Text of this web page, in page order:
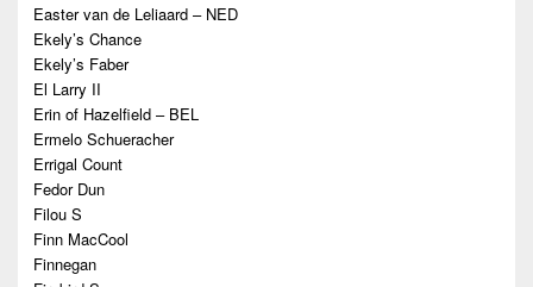
Easter van de Leliaard – NED
Ekely’s Chance
Ekely’s Faber
El Larry II
Erin of Hazelfield – BEL
Ermelo Schueracher
Errigal Count
Fedor Dun
Filou S
Finn MacCool
Finnegan